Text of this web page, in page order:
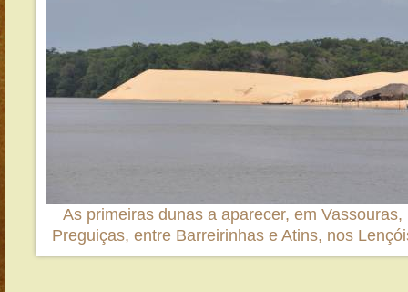
As primeiras dunas a aparecer, em
Preguiças, entre Barreirinhas e Atins, nos